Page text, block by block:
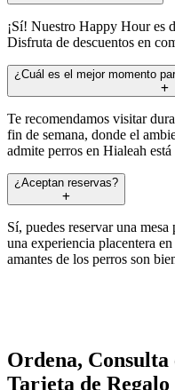
¡Sí! Nuestro Happy Hour es
Disfruta de descuentos en
¿Cuál es el mejor momento
Te recomendamos visitar
fin de semana, donde el
admite perros en Hialeah
¿Aceptan reservas?
Sí, puedes reservar una
una experiencia placentera
amantes de los perros son
Ordena,
Tarjeta de Regalo